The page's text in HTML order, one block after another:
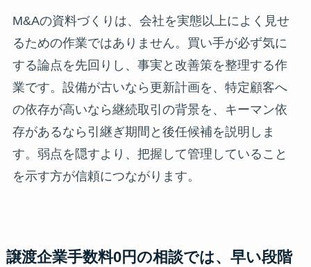
M&Aの資料づくりは、会社を実態以上によく見せ
るための作業ではありません。買い手が必ず気に
する論点を先回りし、事実と改善策を整理する作
業です。設備が古いなら更新計画を、特定顧客へ
の依存が高いなら継続取引の背景を、キーマン依
存があるなら引継ぎ期間と後任候補を説明しま
す。弱点を隠すより、把握して管理していること
を示す方が信頼につながります。
譲渡企業手数料0円の相談では、早い段階